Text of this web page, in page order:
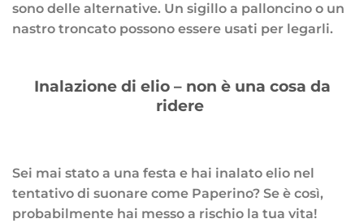
sono delle alternative. Un sigillo a palloncino o un
nastro troncato possono essere usati per legarli.
Inalazione di elio – non è una cosa da
ridere
Sei mai stato a una festa e hai inalato elio nel
tentativo di suonare come Paperino? Se è così,
probabilmente hai messo a rischio la tua vita!